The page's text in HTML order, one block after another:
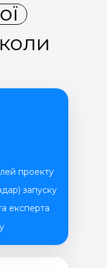
проекту
експерта
запуску